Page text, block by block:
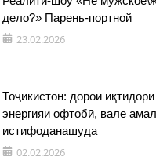
дело?» Парень-портной
23.02.2026
Тоҷикистон: дорои
энергияи офтобӣ, вале
истифоданашуда
02.02.2026